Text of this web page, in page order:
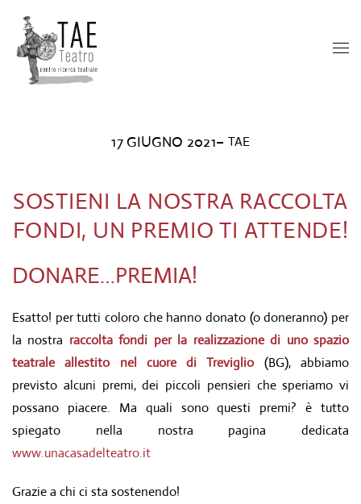
17 GIUGNO 2021– TAE
SOSTIENI LA NOSTRA RACCOLTA
FONDI, UN PREMIO TI ATTENDE!
DONARE…PREMIA!
Esatto! per tutti coloro che hanno donato (o doneranno) per
la nostra raccolta fondi per la realizzazione di uno spazio
teatrale allestito nel cuore di Treviglio(BG), abbiamo
previsto alcuni premi, dei piccoli pensieri che speriamo vi
possano piacere. Ma quali sono questi premi? è tutto
spiegato nella nostra pagina dedicata
www.unacasadelteatro.it
Grazie a chi ci sta sostenendo!